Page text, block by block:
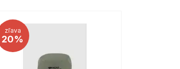
zľava
20%